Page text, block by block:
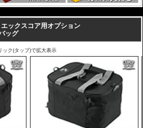
ックスコア用オプション
ッグ
ック(タップ)で拡大表示